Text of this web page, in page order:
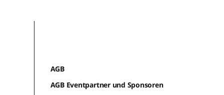
AGB
AGB Eventpartner und Sponsoren